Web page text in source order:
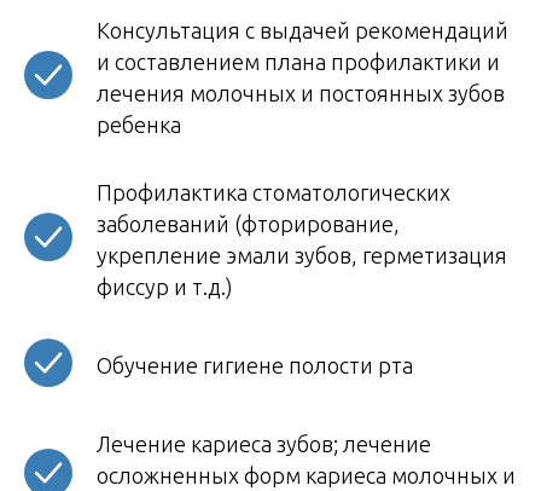
Консультация с выдачей рекомендаций
и составлением плана профилактики и
лечения молочных и постоянных зубов
ребенка
Профилактика стоматологических
заболеваний (фторирование,
укрепление эмали зубов, герметизация
фиссур и т.д.)
Обучение гигиене полости рта
Лечение кариеса зубов; лечение
осложненных форм кариеса молочных и